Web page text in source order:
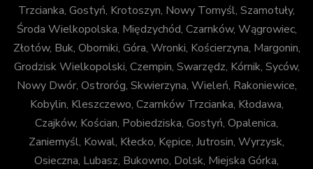
Trzcianka, Gostyń, Krotoszyn, Nowy Tomyśl, Szamotuły,
Środa Wielkopolska, Międzychód, Czarnków, Wągrowiec,
Złotów, Buk, Oborniki, Góra, Wronki, Kościerzyna, Margonin,
Grodzisk Wielkopolski, Czempin, Swarzędz, Kórnik, Syców,
Nowy Dwór, Ostroróg, Skwierzyna, Wieleń, Rakoniewice,
Kobylin, Kleszczewo, Czarnków Trzcianka, Kłodawa,
Czajków, Kościan, Pobiedziska, Gostyń, Opalenica,
Zaniemyśl, Kowal, Kłecko, Kępice, Jutrosin, Wyrzysk,
Osieczna, Lubasz, Bukowno, Dolsk, Miejska Górka,